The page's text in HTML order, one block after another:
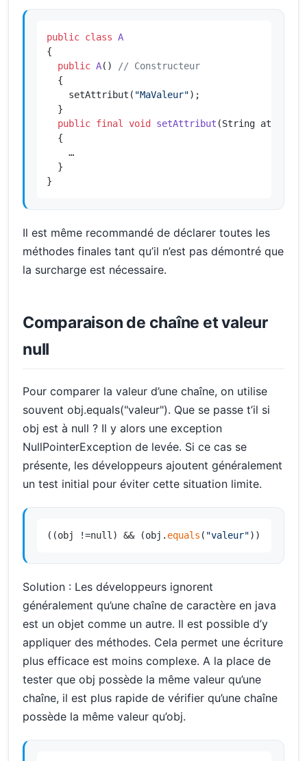
public class A
{
public A()
// Constructeur
  {
    setAttribut(
"MaValeur");
  }
public final void setAttribut (String attr)
  {
    …
  }
}
Il est même recommandé de déclarer toutes les
méthodes finales tant qu’il n’est pas démontré que
la surcharge est nécessaire.
Comparaison de chaîne et valeur
null
Pour comparer la valeur d’une chaîne, on utilise
souvent obj.equals("valeur"). Que se passe t’il si
obj est à null ? Il y alors une exception
NullPointerException de levée. Si ce cas se
présente, les développeurs ajoutent généralement
un test initial pour éviter cette situation limite.
((obj !=null) && (obj. equals ( "valeur"))
Solution : Les développeurs ignorent
généralement qu’une chaîne de caractère en java
est un objet comme un autre. Il est possible d’y
appliquer des méthodes. Cela permet une écriture
plus efficace est moins complexe. A la place de
tester que obj possède la même valeur qu’une
chaîne, il est plus rapide de vérifier qu’une chaîne
possède la même valeur qu’obj.